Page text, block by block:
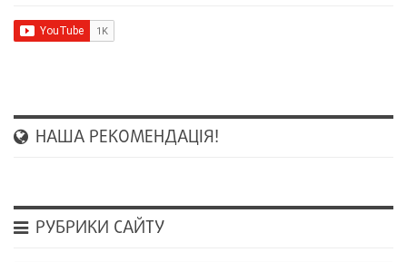
НАША РЕКОМЕНДАЦІЯ!
РУБРИКИ САЙТУ